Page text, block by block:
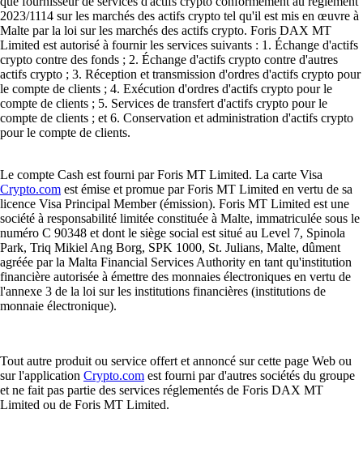
2023/1114 sur les marchés des actifs crypto tel qu'il est mis en œuvre à
Malte par la loi sur les marchés des actifs crypto. Foris DAX MT
Limited est autorisé à fournir les services suivants : 1. Échange d'actifs
crypto contre des fonds ; 2. Échange d'actifs crypto contre d'autres
actifs crypto ; 3. Réception et transmission d'ordres d'actifs crypto pour
le compte de clients ; 4. Exécution d'ordres d'actifs crypto pour le
compte de clients ; 5. Services de transfert d'actifs crypto pour le
compte de clients ; et 6. Conservation et administration d'actifs crypto
pour le compte de clients.
Le compte Cash est fourni par Foris MT Limited. La carte Visa
Crypto.com est émise et promue par Foris MT Limited en vertu de sa
licence Visa Principal Member (émission). Foris MT Limited est une
société à responsabilité limitée constituée à Malte, immatriculée sous le
numéro C 90348 et dont le siège social est situé au Level 7, Spinola
Park, Triq Mikiel Ang Borg, SPK 1000, St. Julians, Malte, dûment
agréée par la Malta Financial Services Authority en tant qu'institution
financière autorisée à émettre des monnaies électroniques en vertu de
l'annexe 3 de la loi sur les institutions financières (institutions de
monnaie électronique).
Tout autre produit ou service offert et annoncé sur cette page Web ou
sur l'application Crypto.com est fourni par d'autres sociétés du groupe
et ne fait pas partie des services réglementés de Foris DAX MT
Limited ou de Foris MT Limited.